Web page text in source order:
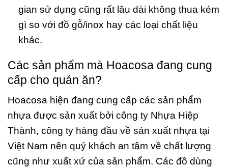
gian sử dụng cũng rất lâu dài không thua kém
gì so với đồ gỗ/inox hay các loại chất liệu
khác.
Các sản phẩm mà Hoacosa đang cung
cấp cho quán ăn?
Hoacosa hiện đang cung cấp các sản phẩm
nhựa được sản xuất bởi công ty Nhựa Hiệp
Thành, công ty hàng đầu về sản xuất nhựa tại
Việt Nam nên quý khách an tâm về chất lượng
cũng như xuất xứ của sản phẩm. Các đồ dùng